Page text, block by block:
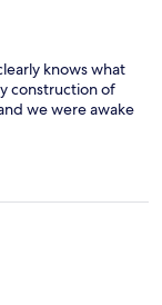
knows what
construction of
we were awake